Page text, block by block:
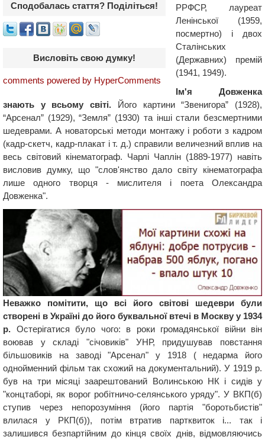
Сподобалась стаття? Поділіться!
Висловіть свою думку!
comments powered by HyperComments
РРФСР, лауреат
Ленінської (1959,
посмертно) і двох
Сталінських
(Державних) премій
(1941, 1949).
Ім'я Довженка
знають у всьому світі. Його картини “Звенигора” (1928),
“Арсенал” (1929), “Земля” (1930) та інші стали безсмертними
шедеврами. А новаторські методи монтажу і роботи з кадром
(кадр-скетч, кадр-плакат і т. д.) справили величезний вплив на
весь світовий кінематограф. Чарлі Чаплін (1889-1977) навіть
висловив думку, що "слов'янство дало світу кінематографа
лише одного творця - мислителя і поета Олександра
Довженка".
Неважко помітити, що всі його світові шедеври були
створені в Україні до його буквальної втечі в Москву у 1934
р. Остерігатися було чого: в роки громадянської війни він
воював у складі "січовиків" УНР, придушував повстання
більшовиків на заводі "Арсенал" у 1918 ( недарма його
однойменний фільм так схожий на документальний). У 1919 р.
був на три місяці заарештований Волинською НК і сидів у
"концтаборі, як ворог робітничо-селянського уряду". У ВКП(б)
ступив через непорозуміння (його партія "боротьбистів"
влилася у РКП(б)), потім втратив партквиток і... так і
залишився безпартійним до кінця своїх днів, відмовляючись